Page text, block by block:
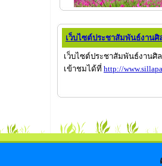
เว็บไซต์ประชาสัมพันธ์งาน
เว็บไซต์ประชาสัมพันธ์งานศิ
เข้าชมได้ที่ http://